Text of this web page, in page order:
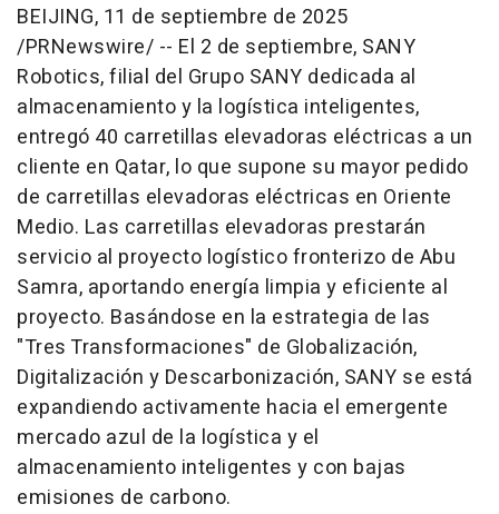
BEIJING, 11 de septiembre de 2025
/PRNewswire/ -- El 2 de septiembre, SANY
Robotics, filial del Grupo SANY dedicada al
almacenamiento y la logística inteligentes,
entregó 40 carretillas elevadoras eléctricas a un
cliente en Qatar, lo que supone su mayor pedido
de carretillas elevadoras eléctricas en Oriente
Medio. Las carretillas elevadoras prestarán
servicio al proyecto logístico fronterizo de Abu
Samra, aportando energía limpia y eficiente al
proyecto. Basándose en la estrategia de las
"Tres Transformaciones" de Globalización,
Digitalización y Descarbonización, SANY se está
expandiendo activamente hacia el emergente
mercado azul de la logística y el
almacenamiento inteligentes y con bajas
emisiones de carbono.